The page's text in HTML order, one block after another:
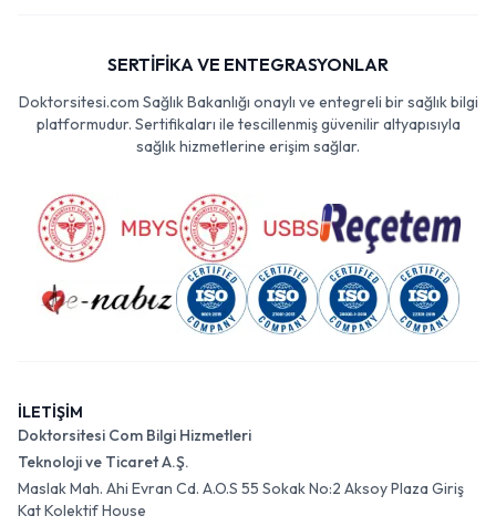
SERTİFİKA VE ENTEGRASYONLAR
Doktorsitesi.com Sağlık Bakanlığı onaylı ve entegreli bir sağlık bilgi
platformudur. Sertifikaları ile tescillenmiş güvenilir altyapısıyla
sağlık hizmetlerine erişim sağlar.
İLETİŞİM
Doktorsitesi Com Bilgi Hizmetleri
Teknoloji ve Ticaret A.Ş.
Maslak Mah. Ahi Evran Cd. A.O.S 55 Sokak No:2 Aksoy Plaza Giriş
Kat Kolektif House